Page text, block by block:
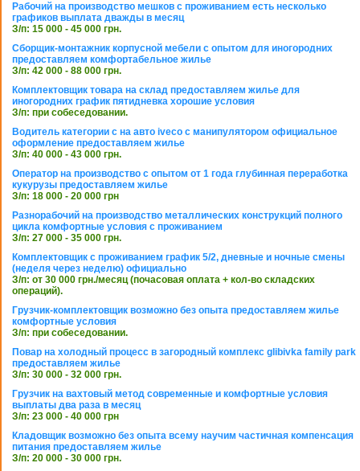
Рабочий на производство мешков с проживанием есть несколько
графиков выплата дважды в месяц
З/п: 15 000 - 45 000 грн.
Сборщик-монтажник корпусной мебели с опытом для иногородних
предоставляем комфортабельное жилье
З/п: 42 000 - 88 000 грн.
Комплектовщик товара на склад предоставляем жилье для
иногородних график пятидневка хорошие условия
З/п: при собеседовании.
Водитель категории с на авто iveco с манипулятором официальное
оформление предоставляем жилье
З/п: 40 000 - 43 000 грн.
Оператор на производство с опытом от 1 года глубинная переработка
кукурузы предоставляем жилье
З/п: 18 000 - 20 000 грн
Разнорабочий на производство металлических конструкций полного
цикла комфортные условия с проживанием
З/п: 27 000 - 35 000 грн.
Комплектовщик с проживанием график 5/2, дневные и ночные смены
(неделя через неделю) официально
З/п: от 30 000 грн./месяц (почасовая оплата + кол-во складских
операций).
Грузчик-комплектовщик возможно без опыта предоставляем жилье
комфортные условия
З/п: при собеседовании.
Повар на холодный процесс в загородный комплекс glibivka family park
предоставляем жилье
З/п: 30 000 - 32 000 грн.
Грузчик на вахтовый метод современные и комфортные условия
выплаты два раза в месяц
З/п: 23 000 - 40 000 грн
Кладовщик возможно без опыта всему научим частичная компенсация
питания предоставляем жилье
З/п: 20 000 - 30 000 грн.